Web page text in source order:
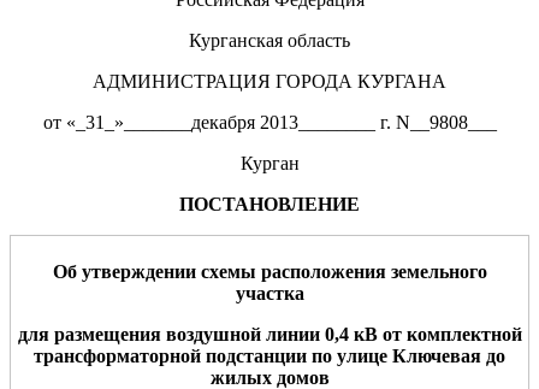
Курганская область
АДМИНИСТРАЦИЯ ГОРОДА КУРГАНА
от «_31_»_______декабря 2013________ г. N__9808___
Курган
ПОСТАНОВЛЕНИЕ
Об утверждении схемы расположения земельного
участка
для размещения воздушной линии 0,4кВ от комплектной
трансформаторной подстанции по улице Ключевая до
жилых домов